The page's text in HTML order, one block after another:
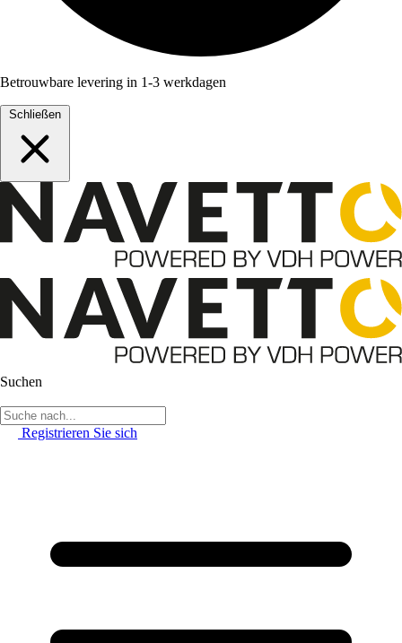
Betrouwbare levering in 1-3 werkdagen
Schließen
Suchen
Registrieren Sie sich